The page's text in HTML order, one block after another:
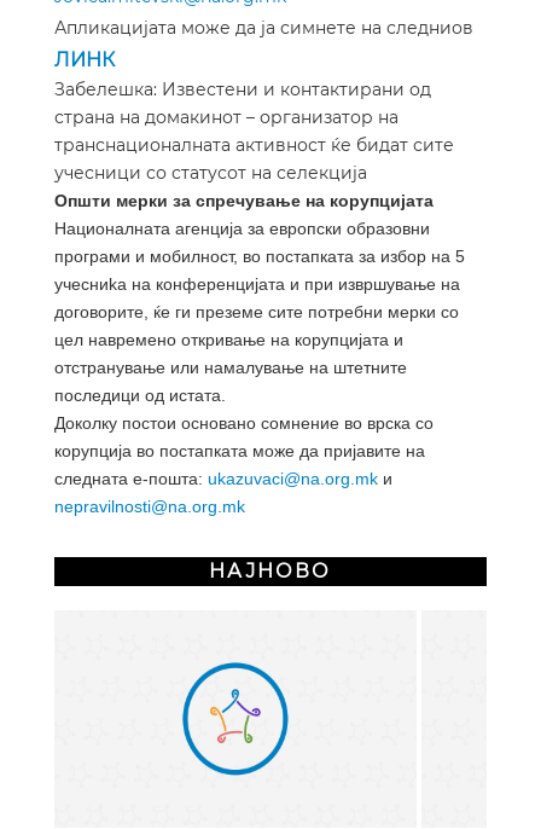
Апликацијата може да ја симнете на следниов
ЛИНК
Забелешка: Известени и контактирани од
страна на домакинот – организатор на
транснационалната активност ќе бидат сите
учесници со статусот на селекција
Општи мерки за спречување на корупцијата
Националната агенција за европски образовни
програми и мобилност, во постапката за избор на 5
учесниka на конференцијата и при извршување на
договорите, ќе ги преземе сите потребни мерки со
цел навремено откривање на корупцијата и
отстранување или намалување на штетните
последици од истата.
Доколку постои основано сомнение во врска со
корупција во постапката може да пријавите на
следната е-пошта: ukazuvaci@na.org.mk и
nepravilnosti@na.org.mk
НАЈНОВО